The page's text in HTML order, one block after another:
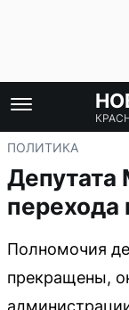
ПОЛИТИКА
Депутата
перехода
Полномочия
прекращены,